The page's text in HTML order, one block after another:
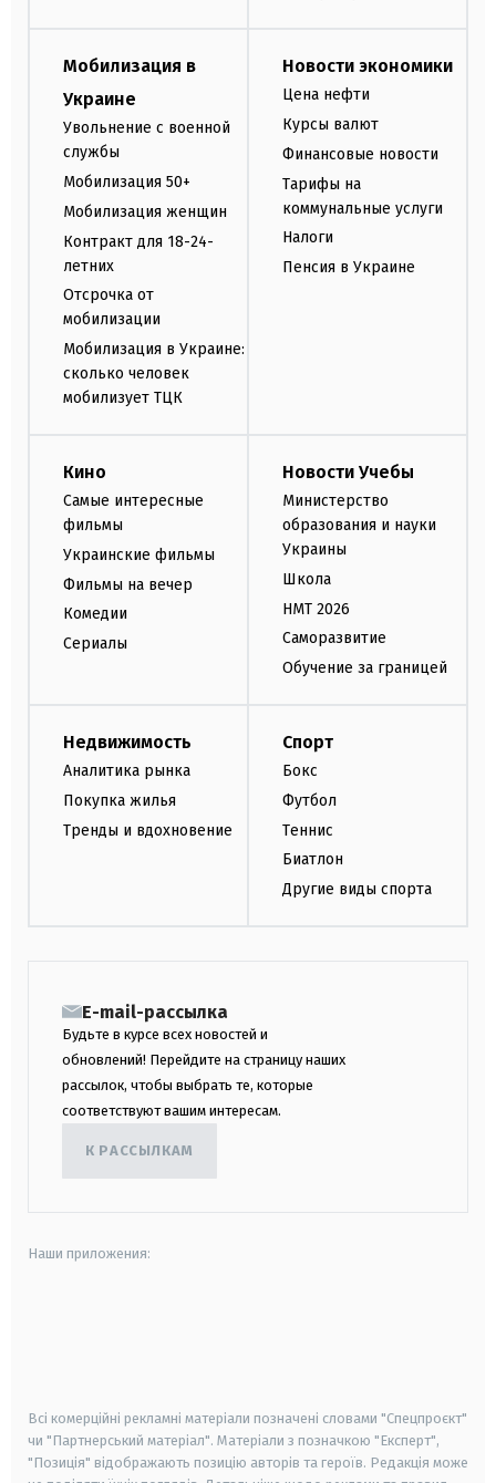
Мобилизация в
Украине
Увольнение с военной
службы
Мобилизация 50+
Мобилизация женщин
Контракт для 18-24-
летних
Отсрочка от
мобилизации
Мобилизация в Украине:
сколько человек
мобилизует ТЦК
Новости экономики
Цена нефти
Курсы валют
Финансовые новости
Тарифы на
коммунальные услуги
Налоги
Пенсия в Украине
Кино
Самые интересные
фильмы
Украинские фильмы
Фильмы на вечер
Комедии
Сериалы
Новости Учебы
Министерство
образования и науки
Украины
Школа
НМТ 2026
Саморазвитие
Обучение за границей
Недвижимость
Аналитика рынка
Покупка жилья
Тренды и вдохновение
Спорт
Бокс
Футбол
Теннис
Биатлон
Другие виды спорта
E-mail-рассылка
Будьте в курсе всех новостей и
обновлений! Перейдите на страницу наших
рассылок, чтобы выбрать те, которые
соответствуют вашим интересам.
К РАССЫЛКАМ
Наши приложения:
Всі комерційні рекламні матеріали позначені словами "Спецпроєкт"
чи "Партнерський матеріал". Матеріали з позначкою "Експерт",
"Позиція" відображають позицію авторів та героїв. Редакція може